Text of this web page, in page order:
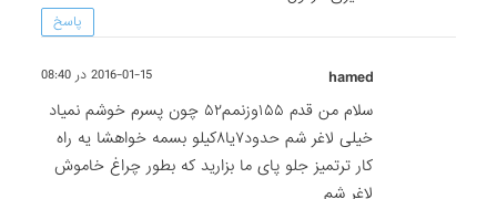
پاسخ
hamed 2016-01-15 در 08:40
سلام من قدم ۱۵۵وزنمم۵۲ چون پسرم خوشم نمیاد
خیلی لاغر شم حدود۷یا۸کیلو بسمه خواهشا یه راه
کار ترتمیز جلو پای ما بزارید که بطور چراغ خاموش
لاغر شم